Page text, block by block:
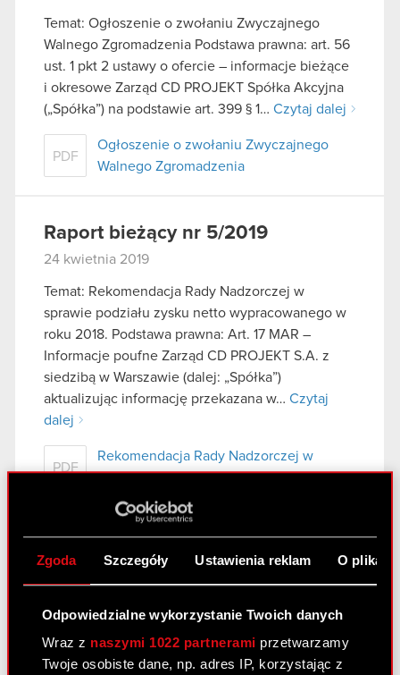
Zgoda Szczegóły Ustawienia reklam O
Odpowiedzialne wykorzystanie Twoich danych
Wraz z naszymi 1022 partnerami przetwarzamy
Twoje osobiste dane, np. adres IP, korzystając z
Temat: Ogłoszenie o zwołaniu Zwyczajnego
Walnego Zgromadzenia Podstawa prawna: art. 56
ust. 1 pkt 2 ustawy o ofercie – informacje bieżące
i okresowe Zarząd CD PROJEKT Spółka Akcyjna
(„Spółka”) na podstawie art. 399 § 1… Czytaj dalej
PDF
Ogłoszenie o zwołaniu Zwyczajnego
Walnego Zgromadzenia
Raport bieżący nr 5/2019
24 kwietnia 2019
Temat: Rekomendacja Rady Nadzorczej w
sprawie podziału zysku netto wypracowanego w
roku 2018. Podstawa prawna: Art. 17 MAR –
Informacje poufne Zarząd CD PROJEKT S.A. z
siedzibą w Warszawie (dalej: „Spółka”)
aktualizując informację przekazana w… Czytaj
dalej
PDF
Rekomendacja Rady Nadzorczej w
sprawie podziału zysku netto
wypracowanego w roku 2018
Raport bieżący nr 4/2019
Temat: Wniosek Zarządu w sprawie wypłaty
dywidendy z zysku za rok 2018 Podstawa prawna:
Art. 17 MAR – Informacje poufne Zarząd CD